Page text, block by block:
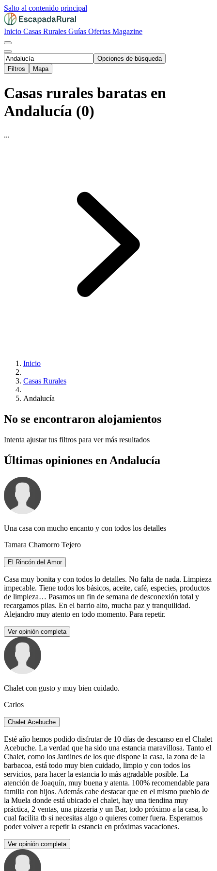
Salto al contenido principal
Inicio Casas Rurales Guías Ofertas Magazine
Opciones de búsqueda
Filtros
Mapa
Casas rurales baratas en
Andalucía (0)
...
Inicio
Casas Rurales
Andalucía
No se encontraron alojamientos
Intenta ajustar tus filtros para ver más resultados
Últimas opiniones en Andalucía
Una casa con mucho encanto y con todos los detalles
Tamara Chamorro Tejero
El Rincón del Amor
Casa muy bonita y con todos lo detalles. No falta de nada. Limpieza
impecable. Tiene todos los básicos, aceite, café, especies, productos
de limpieza… Pasamos un fin de semana de desconexión total y
recargamos pilas. En el barrio alto, mucha paz y tranquilidad.
Alejandro muy atento en todo momento. Para repetir.
Ver opinión completa
Chalet con gusto y muy bien cuidado.
Carlos
Chalet Acebuche
Esté año hemos podido disfrutar de 10 días de descanso en el Chalet
Acebuche. La verdad que ha sido una estancia maravillosa. Tanto el
Chalet, como los Jardines de los que dispone la casa, la zona de la
barbacoa, está todo muy bien cuidado, limpio y con todos los
servicios, para hacer la estancia lo más agradable posible. La
atención de Joaquín, muy buena y atenta. 100% recomendable para
familia con hijos. Además cabe destacar que en el mismo pueblo de
la Muela donde está ubicado el chalet, hay una tiendina muy
práctica, 2 ventas, una pizzeria y un Bar, todo próximo a la casa, lo
cual facilita tb si necesitas algo o quieres comer fuera. Esperamos
poder volver a repetir la estancia en próximas vacaciones.
Ver opinión completa